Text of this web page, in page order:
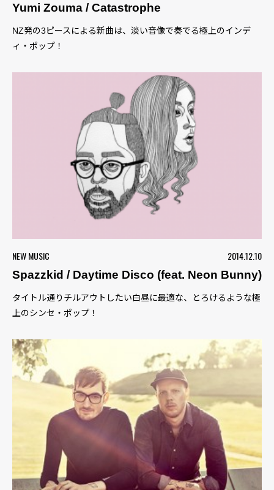
Yumi Zouma / Catastrophe
NZ発の3ピースによる新曲は、淡い音像で奏でる極上のインデ
ィ・ポップ！
NEW MUSIC
2014.12.10
Spazzkid / Daytime Disco (feat. Neon Bunny)
タイトル通りチルアウトしたい白昼に最適な、とろけるような極
上のシンセ・ポップ！